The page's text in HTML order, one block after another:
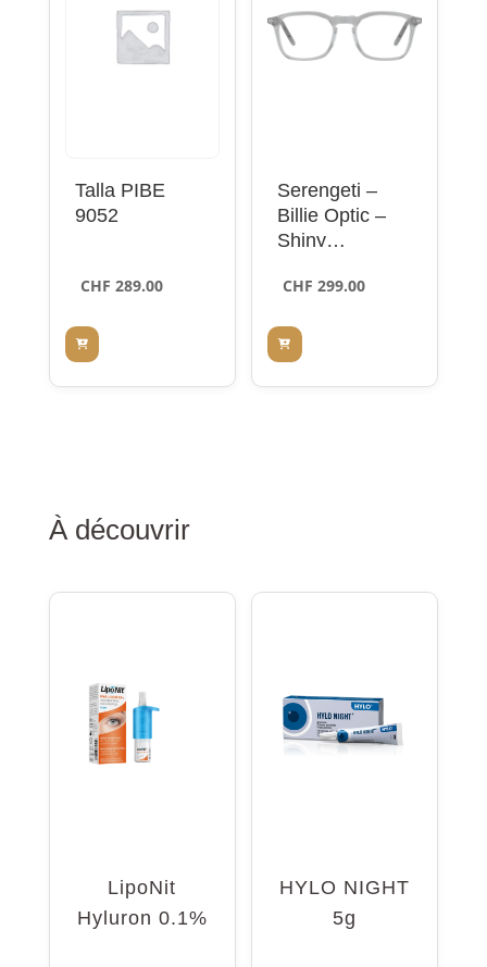
Talla PIBE
9052
CHF 289.00
Serengeti –
Billie Optic –
Shiny
Grey
CHF 299.00
À découvrir
LipoNit
Hyluron 0.1%
HYLO NIGHT
5g